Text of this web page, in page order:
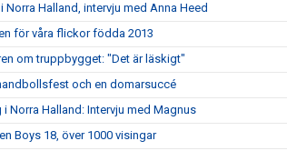
Norra Halland, intervju med Anna Heed
för våra flickor födda 2013
om truppbygget: "Det är läskigt"
och en domarsuccé
Norra Halland: Intervju med Magnus
Boys 18, över 1000 visingar